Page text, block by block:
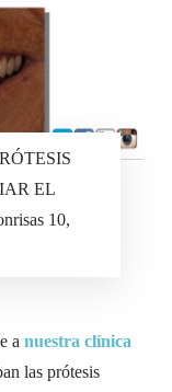
EL
10,
a nuestra clínica
las prótesis